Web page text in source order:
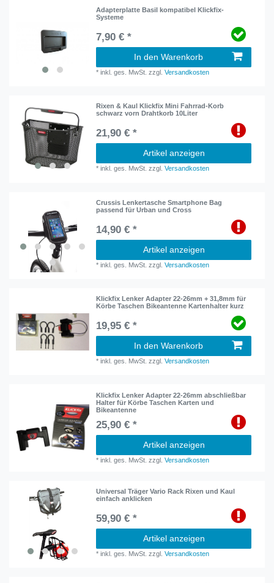
Adapterplatte Basil kompatibel Klickfix-
Systeme
7,90 € *
In den Warenkorb
*inkl. ges. MwSt. zzgl.Versandkosten
Rixen & Kaul Klickfix Mini Fahrrad-Korb
schwarz vorn Drahtkorb 10Liter
21,90 € *
Artikel anzeigen
*inkl. ges. MwSt. zzgl.Versandkosten
Crussis Lenkertasche Smartphone Bag
passend für Urban und Cross
14,90 € *
Artikel anzeigen
*inkl. ges. MwSt. zzgl.Versandkosten
Klickfix Lenker Adapter 22-26mm + 31,8mm für
Körbe Taschen Bikeantenne Kartenhalter kurz
19,95 € *
In den Warenkorb
*inkl. ges. MwSt. zzgl.Versandkosten
Klickfix Lenker Adapter 22-26mm abschließbar
Halter für Körbe Taschen Karten und
Bikeantenne
25,90 € *
Artikel anzeigen
*inkl. ges. MwSt. zzgl.Versandkosten
Universal Träger Vario Rack Rixen und Kaul
einfach anklicken
59,90 € *
Artikel anzeigen
*inkl. ges. MwSt. zzgl.Versandkosten